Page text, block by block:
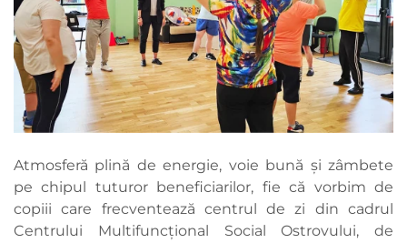
Atmosferă plină de energie, voie bună și zâmbete
pe chipul tuturor beneficiarilor, fie că vorbim de
copiii care frecventează centrul de zi din cadrul
Centrului Multifuncțional Social Ostrovului, de